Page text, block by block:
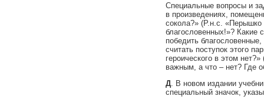
Специальные вопросы и
в произведениях,
сокола?» (Р.н.с.
благословенных!»?
победить
считать поступок этого
героического в этом
важным, а что – нет? Где
Д. В новом издании
специальный значок,